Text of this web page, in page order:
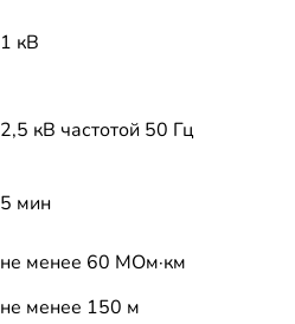
1 кВ
2,5 кВ частотой 50 Гц
5 мин
не менее 60 МОм·км
не менее 150 м